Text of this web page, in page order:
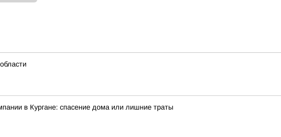
в Кургане: спасение дома или лишние траты